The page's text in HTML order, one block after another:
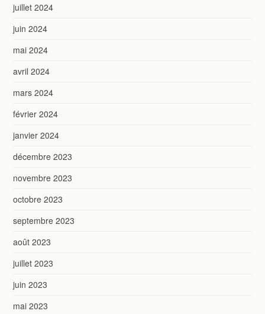
juillet 2024
juin 2024
mai 2024
avril 2024
mars 2024
février 2024
janvier 2024
décembre 2023
novembre 2023
octobre 2023
septembre 2023
août 2023
juillet 2023
juin 2023
mai 2023